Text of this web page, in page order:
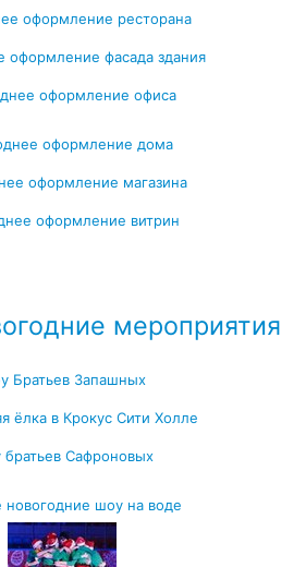
оформление ресторана
оформление фасада здания
оформление офиса
оформление дома
оформление магазина
оформление витрин
мероприятия
Братьев Запашных
ёлка в Крокус Сити Холле
Сафроновых
новогодние шоу на воде